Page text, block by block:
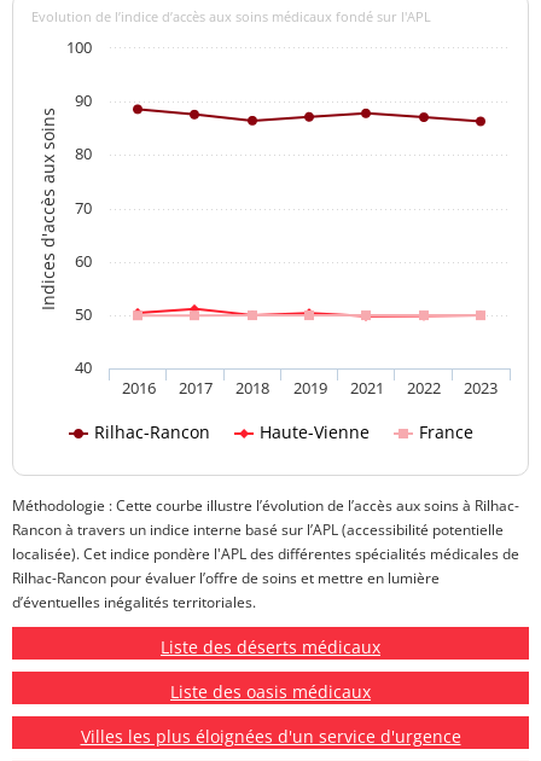
Indices d'accès aux soins
Evolution de l’indice d’accès aux soins médicaux fondé sur l'APL
Rilhac-Rancon Haute-Vienne France
2016 2017 2018 2019 2021 2022 2023
40
50
60
70
80
90
100
Méthodologie : Cette courbe illustre l’évolution de l’accès aux soins à Rilhac-
Rancon à travers un indice interne basé sur l’APL (accessibilité potentielle
localisée). Cet indice pondère l'APL des différentes spécialités médicales de
Rilhac-Rancon pour évaluer l’offre de soins et mettre en lumière
d’éventuelles inégalités territoriales.
Liste des déserts médicaux
Liste des oasis médicaux
Villes les plus éloignées d'un service d'urgence